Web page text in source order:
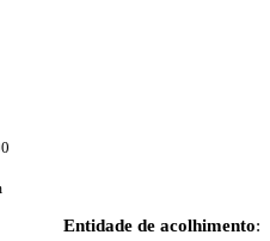
Entidade de acolhimento: